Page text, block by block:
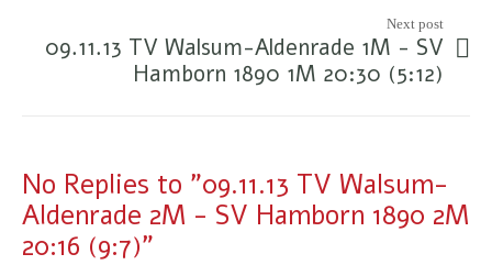
Next post
09.11.13 TV Walsum-Aldenrade 1M - SV
Hamborn 1890 1M 20:30 (5:12)
No Replies to "09.11.13 TV Walsum-
Aldenrade 2M - SV Hamborn 1890 2M
20:16 (9:7)"